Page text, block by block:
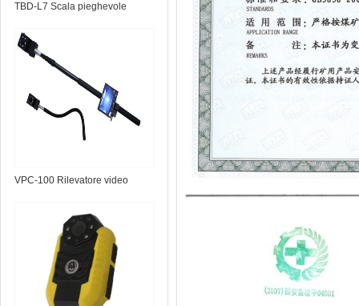
TBD-L7 Scala pieghevole
VPC-100 Rilevatore video